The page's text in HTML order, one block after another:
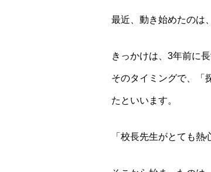
最近、動き始めたのは
きっかけは、3年前に
そのタイミングで、「
たといいます。
「校長先生がとても